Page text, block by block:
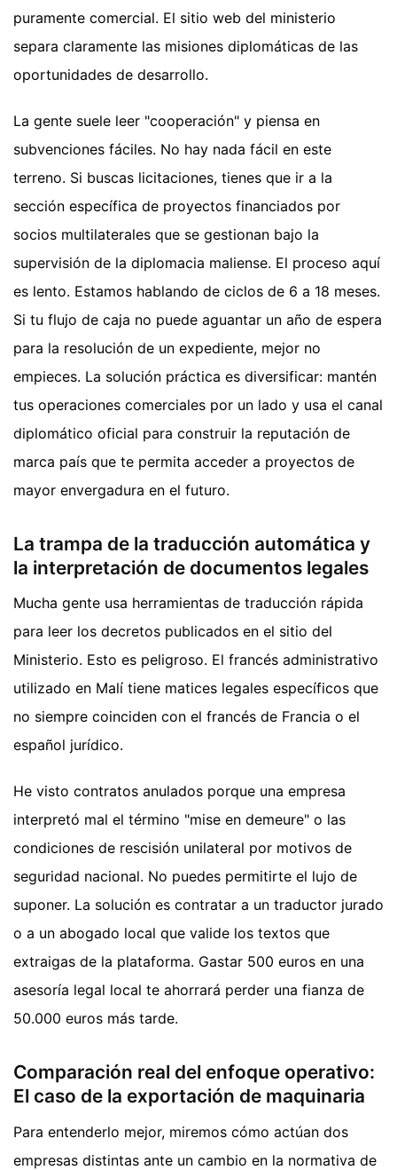
puramente comercial. El sitio web del ministerio
separa claramente las misiones diplomáticas de las
oportunidades de desarrollo.
La gente suele leer "cooperación" y piensa en
subvenciones fáciles. No hay nada fácil en este
terreno. Si buscas licitaciones, tienes que ir a la
sección específica de proyectos financiados por
socios multilaterales que se gestionan bajo la
supervisión de la diplomacia maliense. El proceso aquí
es lento. Estamos hablando de ciclos de 6 a 18 meses.
Si tu flujo de caja no puede aguantar un año de espera
para la resolución de un expediente, mejor no
empieces. La solución práctica es diversificar: mantén
tus operaciones comerciales por un lado y usa el canal
diplomático oficial para construir la reputación de
marca país que te permita acceder a proyectos de
mayor envergadura en el futuro.
La trampa de la traducción automática y
la interpretación de documentos legales
Mucha gente usa herramientas de traducción rápida
para leer los decretos publicados en el sitio del
Ministerio. Esto es peligroso. El francés administrativo
utilizado en Malí tiene matices legales específicos que
no siempre coinciden con el francés de Francia o el
español jurídico.
He visto contratos anulados porque una empresa
interpretó mal el término "mise en demeure" o las
condiciones de rescisión unilateral por motivos de
seguridad nacional. No puedes permitirte el lujo de
suponer. La solución es contratar a un traductor jurado
o a un abogado local que valide los textos que
extraigas de la plataforma. Gastar 500 euros en una
asesoría legal local te ahorrará perder una fianza de
50.000 euros más tarde.
Comparación real del enfoque operativo:
El caso de la exportación de maquinaria
Para entenderlo mejor, miremos cómo actúan dos
empresas distintas ante un cambio en la normativa de